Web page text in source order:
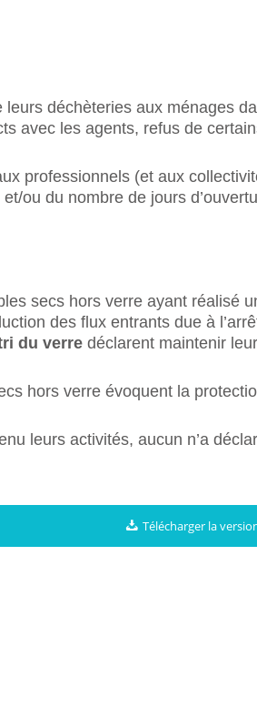
leurs déchèteries aux ménages
avec les agents, refus de
professionnels (et aux
ou du nombre de jours
secs hors verre ayant réalisé
des flux entrants due à
du verre déclarent maintenir
hors verre évoquent la
leurs activités, aucun n’a
Télécharger la